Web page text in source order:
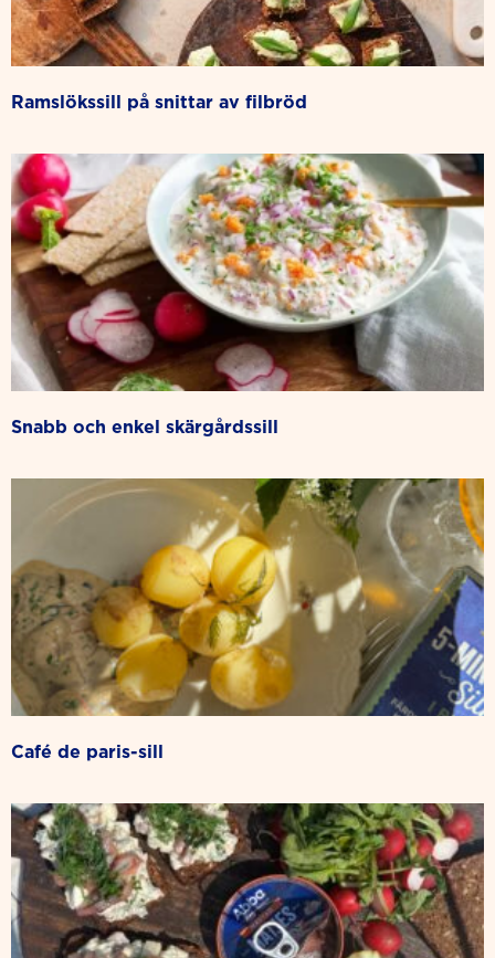
ramslökssill på snittar av filbröd
snabb och enkel skärgårdssill
café de paris-sill